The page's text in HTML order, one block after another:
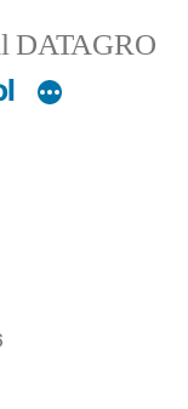
DATAGRO